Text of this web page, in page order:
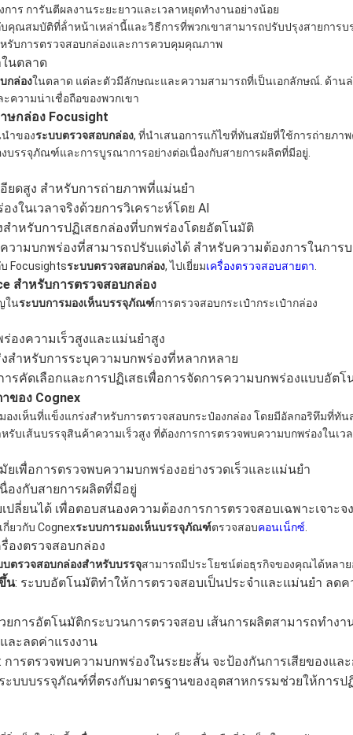
าร การันตีผลงานระยะยาวและเวลาหยุดทํางานอย่างน้อย
บคุณสมบัติที่ล้ําหน้าเหล่านี้และวิธีการที่พวกเขาสามารถปรับปรุงสายการ
รับการตรวจสอบกล่องและการควบคุมคุณภาพ
นตลาด
กล่องในตลาด แต่ละตัวมีลักษณะและความสามารถที่เป็นเอกลักษณ์. ด้าน
ความน่าเชื่อถือของพวกเขา
ษกล่อง Focusight
าของระบบตรวจสอบกล่อง, ที่นําเสนอการแก้ไขที่ทันสมัยที่ใช้การถ่ายภา
บรรจุภัณฑ์และการบูรณาการอย่างต่อเนื่องกับสายการผลิตที่มีอยู่.
ยดสูง สําหรับการถ่ายภาพที่แม่นยํา
ในเวลาจริงด้วยการวิเคราะห์โดย AI
าหรับการปฏิเสธกล่องที่บกพร่องโดยอัตโนมัติ
วามบกพร่องที่สามารถปรับแต่งได้ สําหรับความต้องการในการ
Focusightsระบบตรวจสอบกล่อง, ไปเยี่ยมเครื่องตรวจสอบสายตา
สําหรับการตรวจสอบกล่อง
ในระบบการมองเห็นบรรจุภัณฑ์การตรวจสอบกระเป๋ากระเป๋ากล่อง
องความเร็วสูงและแม่นยําสูง
สําหรับการระบุความบกพร่องที่หลากหลาย
รคัดเลือกและการปฏิเสธเพื่อการจัดการความบกพร่องแบบอัตโ
ของ Cognex
องเห็นที่แข็งแกร่งสําหรับการตรวจสอบกระป๋องกล่อง โดยมีอัลกอริทึมที่ทั
รับเส้นบรรจุสินค้าความเร็วสูง ที่ต้องการการตรวจพบความบกพร่องในเวล
เพื่อการตรวจพบความบกพร่องอย่างรวดเร็วและแม่นยํา
องกับสายการผลิตที่มีอยู่
ปลี่ยนได้ เพื่อตอบสนองความต้องการการตรวจสอบเฉพาะเจาะจง
ยวกับ Cognexระบบการมองเห็นบรรจุภัณฑ์ตรวจสอบคอนเน็กซ์
องตรวจสอบกล่อง
บตรวจสอบกล่องสําหรับบรรจุสามารถมีประโยชน์ต่อธุรกิจของคุณได้หลาย
น: ระบบอัตโนมัติทําให้การตรวจสอบเป็นประจําและแม่นยํา ลด
ยการอัตโนมัติกระบวนการตรวจสอบ เส้นการผลิตสามารถทําง
ละลดค่าแรงงาน
: การตรวจพบความบกพร่องในระยะสั้น จะป้องกันการเสียของแล
ะบบบรรจุภัณฑ์ที่ตรงกับมาตรฐานของอุตสาหกรรมช่วยให้การ